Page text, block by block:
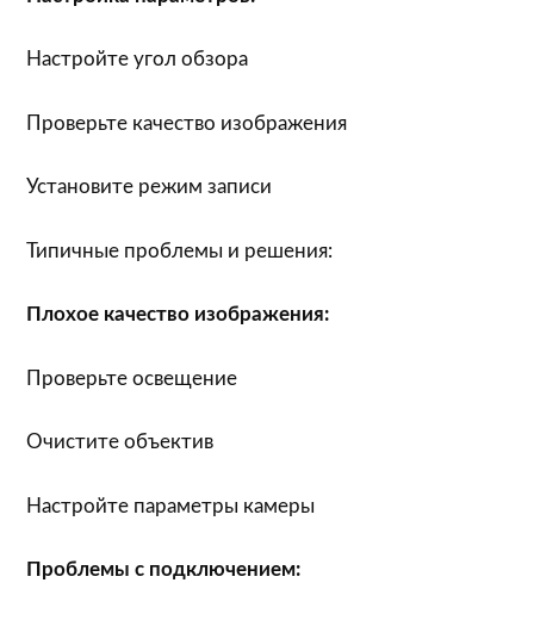
Настройте угол обзора
Проверьте качество изображения
Установите режим записи
Типичные проблемы и решения:
Плохое качество изображения:
Проверьте освещение
Очистите объектив
Настройте параметры камеры
Проблемы с подключением: